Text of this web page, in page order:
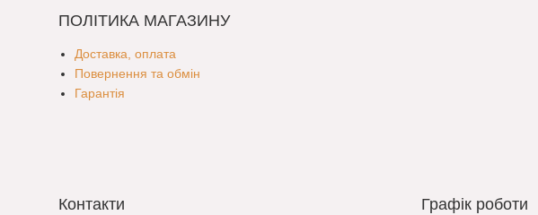
ПОЛІТИКА МАГАЗИНУ
Доставка, оплата
Повернення та обмін
Гарантія
Контакти Графік роботи